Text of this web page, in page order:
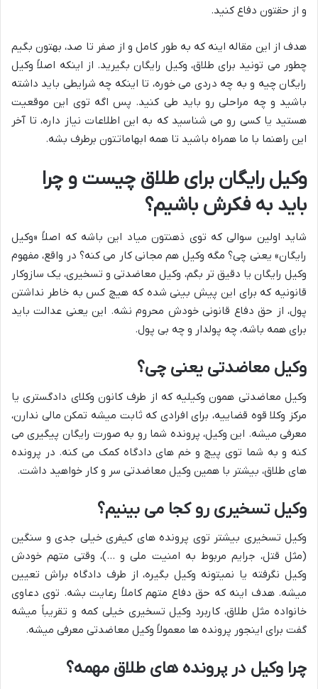
و از حقتون دفاع کنید.
هدف از این مقاله اینه که به طور کامل و از صفر تا صد، بهتون بگیم
چطور می تونید برای طلاق، وکیل رایگان بگیرید. از اینکه اصلاً وکیل
رایگان چیه و به چه دردی می خوره، تا اینکه چه شرایطی باید داشته
باشید و چه مراحلی رو باید طی کنید. پس اگه توی این موقعیت
هستید یا کسی رو می شناسید که به این اطلاعات نیاز داره، تا آخر
این راهنما با ما همراه باشید تا همه ابهاماتتون برطرف بشه.
وکیل رایگان برای طلاق چیست و چرا
باید به فکرش باشیم؟
شاید اولین سوالی که توی ذهنتون میاد این باشه که اصلاً «وکیل
رایگان» یعنی چی؟ مگه وکیل هم مجانی کار می کنه؟ در واقع، مفهوم
وکیل رایگان یا دقیق تر بگم، وکیل معاضدتی و تسخیری، یک سازوکار
قانونیه که برای این پیش بینی شده که هیچ کس به خاطر نداشتن
پول، از حق دفاع قانونی خودش محروم نشه. این یعنی عدالت باید
برای همه باشه، چه پولدار و چه بی پول.
وکیل معاضدتی یعنی چی؟
وکیل معاضدتی همون وکیلیه که از طرف کانون وکلای دادگستری یا
مرکز وکلا قوه قضاییه، برای افرادی که ثابت میشه تمکن مالی ندارن،
معرفی میشه. این وکیل، پرونده شما رو به صورت رایگان پیگیری می
کنه و به شما توی پیچ و خم های دادگاه کمک می کنه. در پرونده
های طلاق، بیشتر با همین وکیل معاضدتی سر و کار خواهید داشت.
وکیل تسخیری رو کجا می بینیم؟
وکیل تسخیری بیشتر توی پرونده های کیفری خیلی جدی و سنگین
(مثل قتل، جرایم مربوط به امنیت ملی و …)، وقتی متهم خودش
وکیل نگرفته یا نمیتونه وکیل بگیره، از طرف دادگاه براش تعیین
میشه. هدف اینه که حق دفاع متهم کاملاً رعایت بشه. توی دعاوی
خانواده مثل طلاق، کاربرد وکیل تسخیری خیلی کمه و تقریباً میشه
گفت برای اینجور پرونده ها معمولاً وکیل معاضدتی معرفی میشه.
چرا وکیل در پرونده های طلاق مهمه؟